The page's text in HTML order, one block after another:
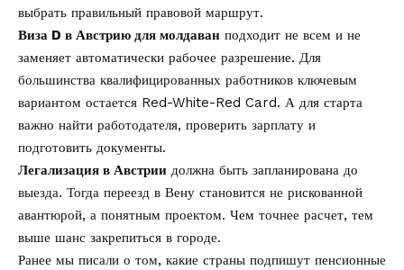
выбрать правильный правовой маршрут.
Виза D в Австрию для молдаван подходит не всем и не
заменяет автоматически рабочее разрешение. Для
большинства квалифицированных работников ключевым
вариантом остается Red-White-Red Card. А для старта
важно найти работодателя, проверить зарплату и
подготовить документы.
Легализация в Австрии должна быть запланирована до
выезда. Тогда переезд в Вену становится не рискованной
авантюрой, а понятным проектом. Чем точнее расчет, тем
выше шанс закрепиться в городе.
Ранее мы писали о том, какие страны подпишут пенсионные